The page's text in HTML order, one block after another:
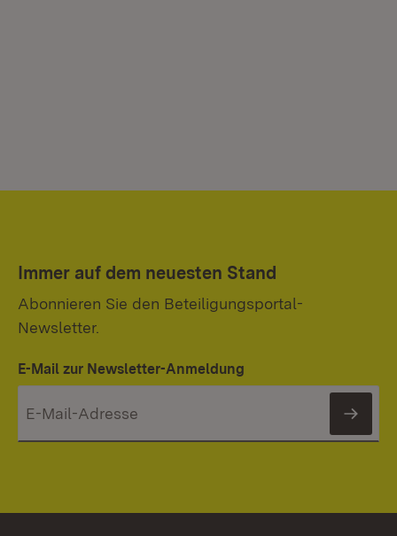
Immer auf dem neuesten Stand
Abonnieren Sie den Beteiligungsportal-
Newsletter.
E-Mail zur Newsletter-Anmeldung